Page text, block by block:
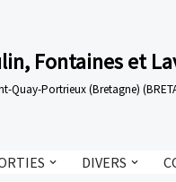
Fontaines et
Quay-Portrieux (Bretagne)
DIVERS